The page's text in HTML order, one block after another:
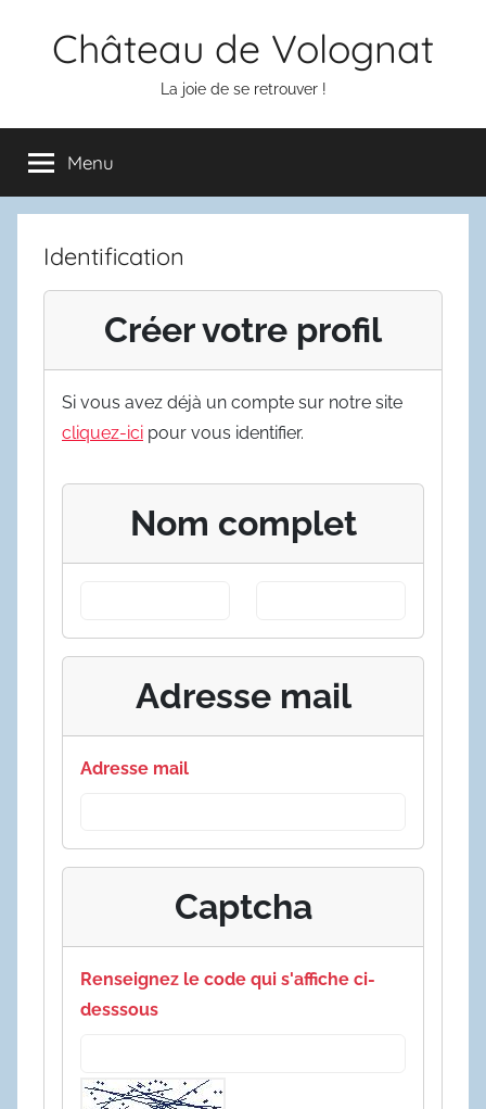
Château de Volognat
La joie de se retrouver !
Menu
Identification
Créer votre profil
Si vous avez déjà un compte sur notre site
cliquez-ici pour vous identifier.
Nom complet
Adresse mail
Adresse mail
Captcha
Renseignez le code qui s'affiche ci-
desssous